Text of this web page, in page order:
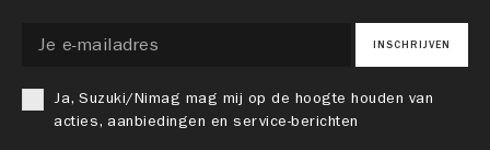
INSCHRIJVEN
Ja, Suzuki/Nimag mag mij op de hoogte houden van
acties, aanbiedingen en service-berichten